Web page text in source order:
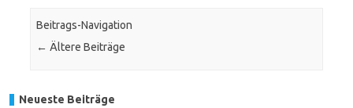
Beitrags-Navigation
← Ältere Beiträge
Neueste Beiträge